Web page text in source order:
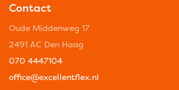
Contact
Oude Middenweg 17
2491 AC Den Haag
070 4447104
office@excellentflex.nl